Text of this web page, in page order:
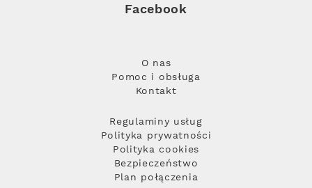
Facebook
O nas
Pomoc i obsługa
Kontakt
Regulaminy usług
Polityka prywatności
Polityka cookies
Bezpieczeństwo
Plan połączenia